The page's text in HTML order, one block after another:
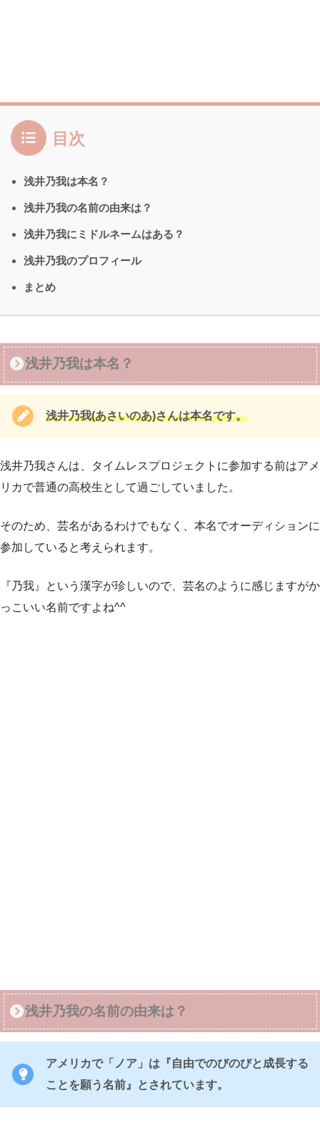
目次
浅井乃我は本名？
浅井乃我の名前の由来は？
浅井乃我にミドルネームはある？
浅井乃我のプロフィール
まとめ
浅井乃我は本名？
浅井乃我(あさいのあ)さんは本名です。
浅井乃我さんは、タイムレスプロジェクトに参加する前はアメ
リカで普通の高校生として過ごしていました。
そのため、芸名があるわけでもなく、本名でオーディションに
参加していると考えられます。
『乃我』という漢字が珍しいので、芸名のように感じますがか
っこいい名前ですよね^^
浅井乃我の名前の由来は？
アメリカで「ノア」は『自由でのびのびと成長する
ことを願う名前』とされています。